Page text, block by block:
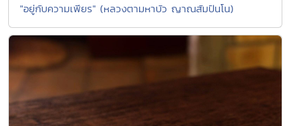
"อยู่กับความเพียร" (หลวงตามหาบัว ญาณสัมปันโน)